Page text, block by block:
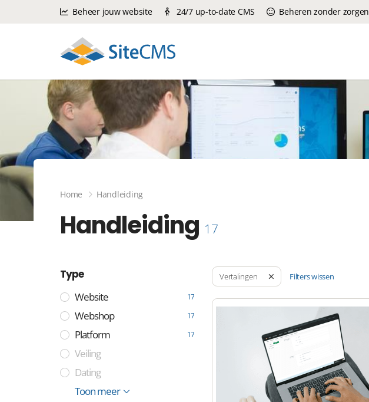
Home Handleiding
Handleiding 17
Type
Website 17
Webshop 17
Platform 17
Veiling
Dating
E-mail
Beheer
Toon meer
Vertalingen Filters wissen
Beheer jouw website 24/7 up-to-date CMS Beheren zonder zorgen